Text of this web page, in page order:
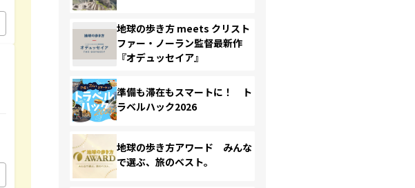
地球の歩き方 meets クリスト
ファー・ノーラン監督最新作
『オデュッセイア』
準備も滞在もスマートに！ ト
ラベルハック2026
地球の歩き方アワード みんな
で選ぶ、旅のベスト。